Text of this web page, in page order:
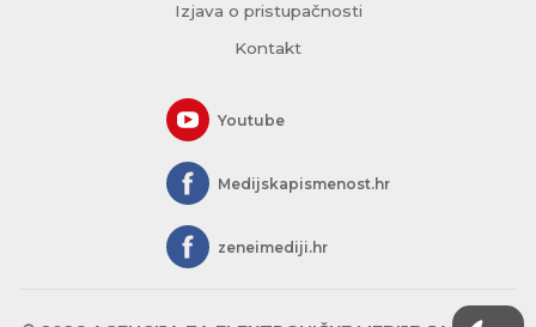
Izjava o pristupačnosti
Kontakt
Youtube
Medijskapismenost.hr
zeneimediji.hr